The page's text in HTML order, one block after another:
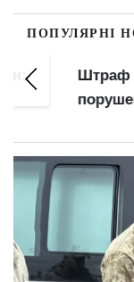
ПОПУЛЯРНІ
Штраф "з
порушення,